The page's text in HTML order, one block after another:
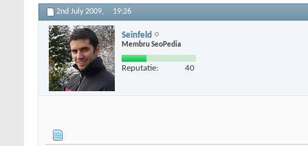
2nd July 2009, 19:26
Seinfeld
Membru SeoPedia
Reputatie: 40